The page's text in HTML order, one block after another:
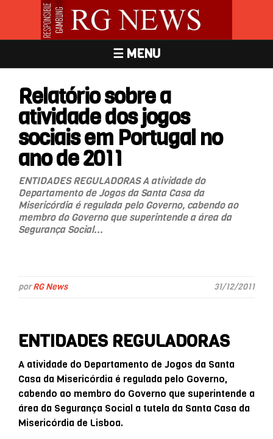
☰ MENU
Relatório sobre a
atividade dos jogos
sociais em Portugal no
ano de 2011
ENTIDADES REGULADORAS A atividade do
Departamento de Jogos da Santa Casa da
Misericórdia é regulada pelo Governo, cabendo ao
membro do Governo que superintende a área da
Segurança Social...
porRG News 31/12/2011
ENTIDADES REGULADORAS
A atividade do Departamento de Jogos da Santa
Casa da Misericórdia é regulada pelo Governo,
cabendo ao membro do Governo que superintende a
área da Segurança Social a tutela da Santa Casa da
Misericórdia de Lisboa.